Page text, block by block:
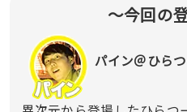
〜今回の
パイン＠ひら